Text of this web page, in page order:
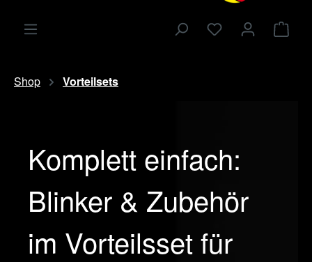
Shop Vorteilsets
Komplett einfach:
Blinker & Zubehör
im Vorteilsset für